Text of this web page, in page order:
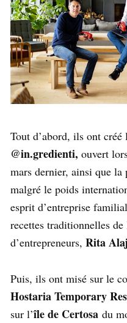
Tout d’abord, ils ont
@in.gredienti, ouvert
mars dernier, ainsi que la
malgré le poids
esprit d’entreprise
recettes traditionnelles
d’entrepreneurs, Rita
Puis, ils ont misé sur le
Hostaria Temporary
sur l’île de Certosa du